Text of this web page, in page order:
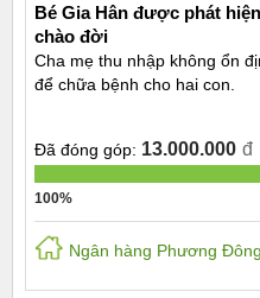
Bé Gia Hân được phát
chào đời
Cha mẹ thu nhập không ổn
để chữa bệnh cho hai con.
Đã đóng góp: 13.000.000 đ
100%
Ngân hàng Phương